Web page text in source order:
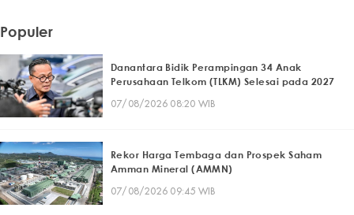
Populer
Danantara Bidik Perampingan 34 Anak
Perusahaan Telkom (TLKM) Selesai pada 2027
07/08/2026 08:20 WIB
Rekor Harga Tembaga dan Prospek Saham
Amman Mineral (AMMN)
07/08/2026 09:45 WIB